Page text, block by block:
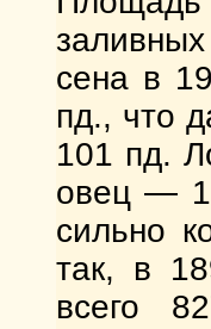
сена в
пд., что
101 пд.
овец —
сильно
так, в
всего